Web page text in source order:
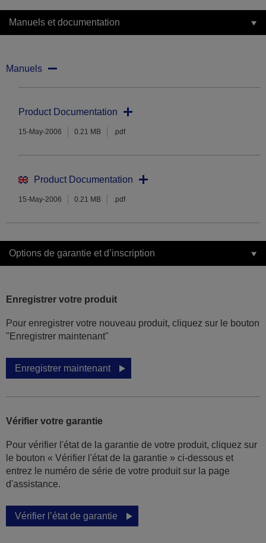
Manuels et documentation
Manuels
Product Documentation
15-May-2006 0.21 MB .pdf
Product Documentation
15-May-2006 0.21 MB .pdf
Options de garantie et d’inscription
Enregistrer votre produit
Pour enregistrer votre nouveau produit, cliquez sur le bouton
"Enregistrer maintenant"
Enregistrer maintenant
Vérifier votre garantie
Pour vérifier l'état de la garantie de votre produit, cliquez sur
le bouton « Vérifier l'état de la garantie » ci-dessous et
entrez le numéro de série de votre produit sur la page
d'assistance.
Vérifier l’état de garantie